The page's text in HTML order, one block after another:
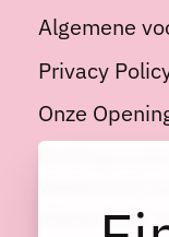
Algemene
Privacy
Onze
afgeprijsde